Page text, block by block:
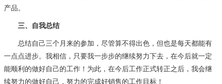
产品。
三、自我总结
总结自己三个月来的参加，尽管算不得出色，但也是每天都能有
一点点进步。我相信，只要我一步步的继续努力下去，在今后就一定
能顺利的做好自己的工作！为此，在今后工作正式转正之后，我会继
续努力的做好自己，努力的完成好销售的工作目标！